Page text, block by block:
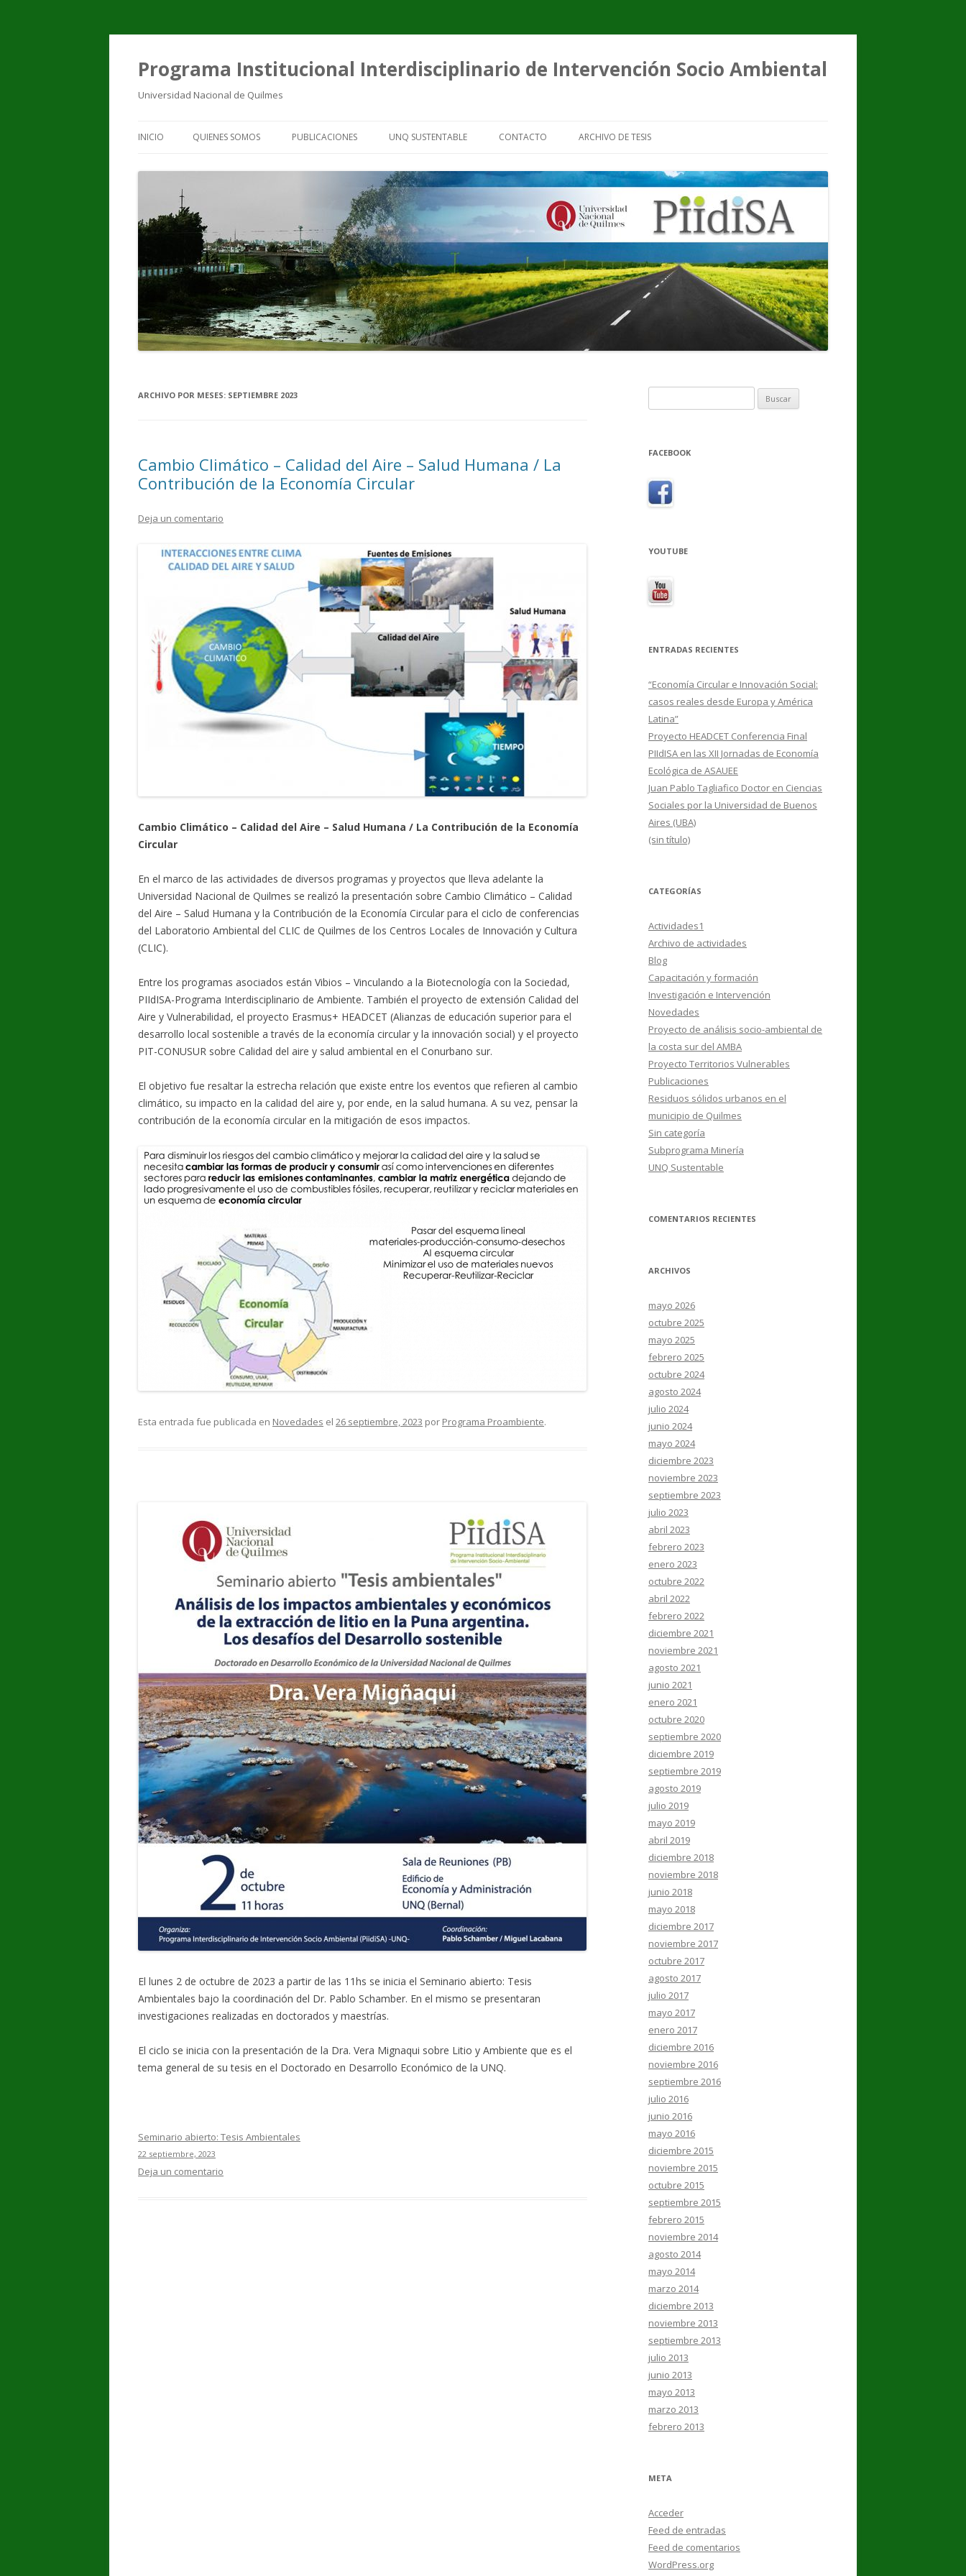
Programa Institucional Interdisciplinario de Intervención Socio Ambiental
Universidad Nacional de Quilmes
INICIO QUIENES SOMOS PUBLICACIONES
RECUPERADORES URBANOS
UNQ SUSTENTABLE CONTACTO ARCHIVO DE TESIS
CARTONERO
TESIS DE MAESTRÍA
TESIS DE DOCTORADO
ARCHIVO POR MESES: SEPTIEMBRE 2023
Cambio Climático – Calidad del Aire – Salud Humana / La
Contribución de la Economía Circular
Deja un comentario
Cambio Climático – Calidad del Aire – Salud Humana / La Contribución de la Economía
Circular
En el marco de las actividades de diversos programas y proyectos que lleva adelante la
Universidad Nacional de Quilmes se realizó la presentación sobre Cambio Climático – Calidad
del Aire – Salud Humana y la Contribución de la Economía Circular para el ciclo de conferencias
del Laboratorio Ambiental del CLIC de Quilmes de los Centros Locales de Innovación y Cultura
(CLIC).
Entre los programas asociados están Vibios – Vinculando a la Biotecnología con la Sociedad,
PIIdISA-Programa Interdisciplinario de Ambiente. También el proyecto de extensión Calidad del
Aire y Vulnerabilidad, el proyecto Erasmus+ HEADCET (Alianzas de educación superior para el
desarrollo local sostenible a través de la economía circular y la innovación social) y el proyecto
PIT-CONUSUR sobre Calidad del aire y salud ambiental en el Conurbano sur.
El objetivo fue resaltar la estrecha relación que existe entre los eventos que refieren al cambio
climático, su impacto en la calidad del aire y, por ende, en la salud humana. A su vez, pensar la
contribución de la economía circular en la mitigación de esos impactos.
Esta entrada fue publicada en Novedades el 26 septiembre, 2023 por Programa Proambiente.
El lunes 2 de octubre de 2023 a partir de las 11hs se inicia el Seminario abierto: Tesis
Ambientales bajo la coordinación del Dr. Pablo Schamber. En el mismo se presentaran
investigaciones realizadas en doctorados y maestrías.
El ciclo se inicia con la presentación de la Dra. Vera Mignaqui sobre Litio y Ambiente que es el
tema general de su tesis en el Doctorado en Desarrollo Económico de la UNQ.
Seminario abierto: Tesis Ambientales
22 septiembre, 2023
Deja un comentario
FACEBOOK
YOUTUBE
ENTRADAS RECIENTES
“Economía Circular e Innovación Social:
casos reales desde Europa y América
Latina”
Proyecto HEADCET Conferencia Final
PIIdISA en las XII Jornadas de Economía
Ecológica de ASAUEE
Juan Pablo Tagliafico Doctor en Ciencias
Sociales por la Universidad de Buenos
Aires (UBA)
(sin título)
CATEGORÍAS
Actividades1
Archivo de actividades
Blog
Capacitación y formación
Investigación e Intervención
Novedades
Proyecto de análisis socio-ambiental de
la costa sur del AMBA
Proyecto Territorios Vulnerables
Publicaciones
Residuos sólidos urbanos en el
municipio de Quilmes
Sin categoría
Subprograma Minería
UNQ Sustentable
COMENTARIOS RECIENTES
ARCHIVOS
mayo 2026
octubre 2025
mayo 2025
febrero 2025
octubre 2024
agosto 2024
julio 2024
junio 2024
mayo 2024
diciembre 2023
noviembre 2023
septiembre 2023
julio 2023
abril 2023
febrero 2023
enero 2023
octubre 2022
abril 2022
febrero 2022
diciembre 2021
noviembre 2021
agosto 2021
junio 2021
enero 2021
octubre 2020
septiembre 2020
diciembre 2019
septiembre 2019
agosto 2019
julio 2019
mayo 2019
abril 2019
diciembre 2018
noviembre 2018
junio 2018
mayo 2018
diciembre 2017
noviembre 2017
octubre 2017
agosto 2017
julio 2017
mayo 2017
enero 2017
diciembre 2016
noviembre 2016
septiembre 2016
julio 2016
junio 2016
mayo 2016
diciembre 2015
noviembre 2015
octubre 2015
septiembre 2015
febrero 2015
noviembre 2014
agosto 2014
mayo 2014
marzo 2014
diciembre 2013
noviembre 2013
septiembre 2013
julio 2013
junio 2013
mayo 2013
marzo 2013
febrero 2013
META
Acceder
Feed de entradas
Feed de comentarios
WordPress.org